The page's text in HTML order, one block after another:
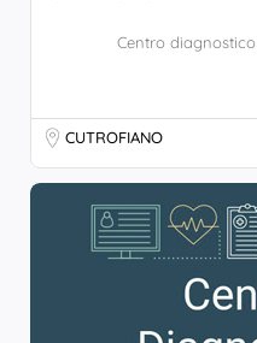
Centro diagnostico
CUTROFIANO